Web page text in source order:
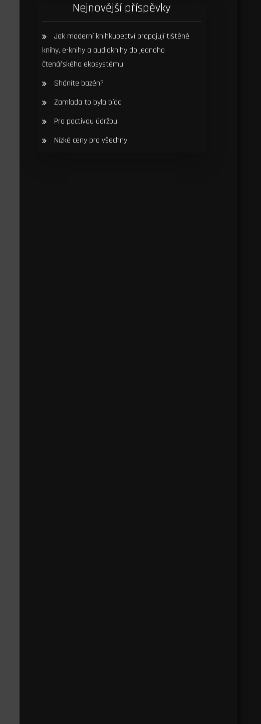
Nejnovější příspěvky
Jak moderní knihkupectví propojují tištěné
knihy, e-knihy a audioknihy do jednoho
čtenářského ekosystému
Sháníte bazén?
Zamlada to byla bída
Pro poctivou údržbu
Nízké ceny pro všechny